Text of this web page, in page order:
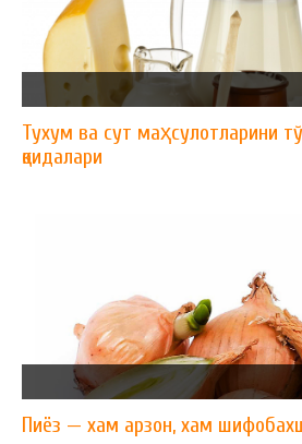
Тухум ва сут маҳсулотларини
қоидалари
Пиёз — xам арзон, xам